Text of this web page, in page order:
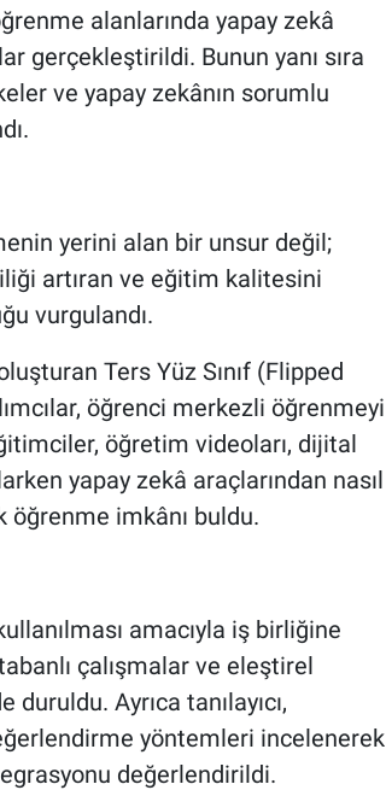
alanlarında yapay zekâ
gerçekleştirildi. Bunun yanı sıra
ve yapay zekânın sorumlu
yerini alan bir unsur değil;
artıran ve eğitim kalitesini
vurgulandı.
Ters Yüz Sınıf (Flipped
öğrenci merkezli öğrenmeyi
öğretim videoları, dijital
yapay zekâ araçlarından nasıl
imkânı buldu.
amacıyla iş birliğine
çalışmalar ve eleştirel
Ayrıca tanılayıcı,
yöntemleri incelenerek
değerlendirildi.